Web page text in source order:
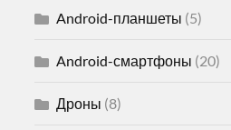
Android-планшеты (5)
Android-смартфоны (20)
Дроны (8)